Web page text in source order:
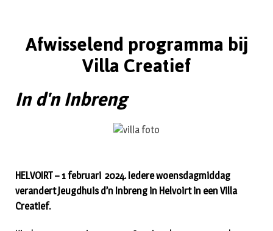
Afwisselend programma bij
Villa Creatief
In d'n Inbreng
HELVOIRT – 1 februari 2024. Iedere woensdagmiddag
verandert Jeugdhuis d’n Inbreng in Helvoirt in een Villa
Creatief.